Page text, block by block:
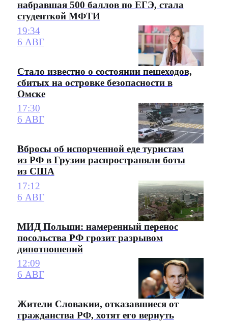
набравшая 500 баллов по ЕГЭ, стала
студенткой МФТИ
19:34
6 АВГ
Стало известно о состоянии пешеходов,
сбитых на островке безопасности в
Омске
17:30
6 АВГ
Вбросы об испорченной еде туристам
из РФ в Грузии распространяли боты
из США
17:12
6 АВГ
МИД Польши: намеренный перенос
посольства РФ грозит разрывом
дипотношений
12:09
6 АВГ
Жители Словакии, отказавшиеся от
гражданства РФ, хотят его вернуть